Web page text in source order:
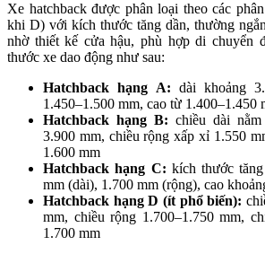
Xe hatchback được phân loại theo các
khi D) với kích thước tăng dần, thường
nhờ thiết kế cửa hậu, phù hợp di chuyển
thước xe dao động như sau:
Hatchback hạng A: dài khoảng
1.450–1.500 mm, cao từ 1.400–1.450
Hatchback hạng B: chiều dài
3.900 mm, chiều rộng xấp xỉ 1.550
1.600 mm
Hatchback hạng C: kích thước
mm (dài), 1.700 mm (rộng), cao
Hatchback hạng D (ít phổ biến):
mm, chiều rộng 1.700–1.750 mm,
1.700 mm